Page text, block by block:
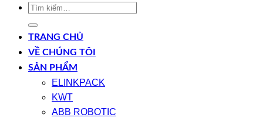
Tìm
kiếm:
TRANG CHỦ
VỀ CHÚNG TÔI
SẢN PHẨM
ELINKPACK
KWT
ABB ROBOTIC